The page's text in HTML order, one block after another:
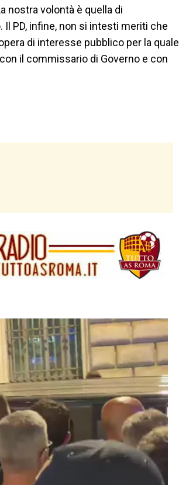
nostra volontà è quella di
PD, infine, non si intesti meriti che
di interesse pubblico per la quale
il commissario di Governo e con